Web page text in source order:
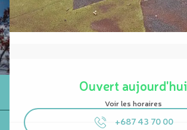
Ouverture et coordonnées
Ouvert aujourd'hui
Voir les horaires
+687 43 70 00